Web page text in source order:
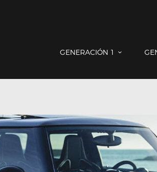
GENERACIÓN 1
COUNTRYMAN &